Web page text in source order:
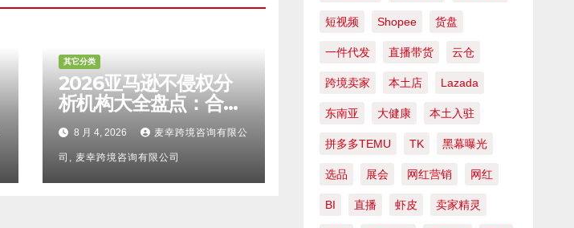
其它分类
2026亚马逊不侵权分
析机构大全盘点：合规
靠谱服务商甄选攻略、
避坑FAQ及标杆机构实
力详解
8 月 4, 2026 麦幸跨境咨询有限公
司, 麦幸跨境咨询有限公司
短视频 Shopee 货盘
一件代发 直播带货 云仓
跨境卖家 本土店 Lazada
东南亚 大健康 本土入驻
拼多多TEMU TK 黑幕曝光
选品 展会 网红营销 网红
BI 直播 虾皮 卖家精灵